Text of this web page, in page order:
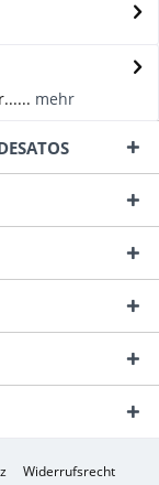
mehr
Widerrufsrecht